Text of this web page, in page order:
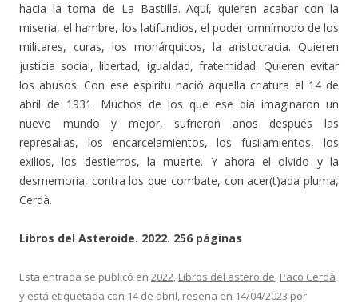
hacia la toma de La Bastilla. Aquí, quieren acabar con la
miseria, el hambre, los latifundios, el poder omnímodo de los
militares, curas, los monárquicos, la aristocracia. Quieren
justicia social, libertad, igualdad, fraternidad. Quieren evitar
los abusos. Con ese espíritu nació aquella criatura el 14 de
abril de 1931. Muchos de los que ese día imaginaron un
nuevo mundo y mejor, sufrieron años después las
represalias, los encarcelamientos, los fusilamientos, los
exilios, los destierros, la muerte. Y ahora el olvido y la
desmemoria, contra los que combate, con acer(t)ada pluma,
Cerdà.
Libros del Asteroide. 2022. 256 páginas
Esta entrada se publicó en 2022, Libros del asteroide, Paco Cerdà
y está etiquetada con 14 de abril, reseña en 14/04/2023 por